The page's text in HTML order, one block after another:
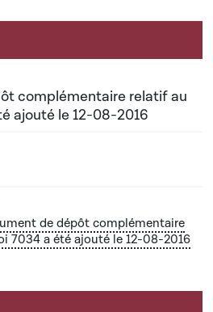
complémentaire relatif au
ajouté le 12-08-2016
de dépôt complémentaire
7034 a été ajouté le 12-08-2016